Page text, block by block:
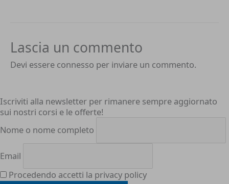
Lascia un commento
Devi essere connesso per inviare un commento.
Iscriviti alla newsletter per rimanere sempre aggiornato
sui nostri corsi e le offerte!
Nome o nome completo
Email
Procedendo accetti la privacy policy